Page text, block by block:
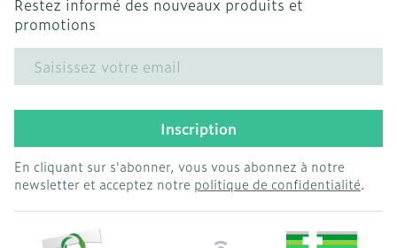
Restez informé des nouveaux produits et
promotions
Adresse mail
Inscription
En cliquant sur s'abonner, vous vous abonnez à notre
newsletter et acceptez notre politique de confidentialité.